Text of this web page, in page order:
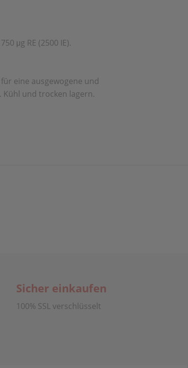
μg RE (2500 IE).
eine ausgewogene und
Kühl und trocken lagern.
Sicher einkaufen
100% SSL verschlüsselt